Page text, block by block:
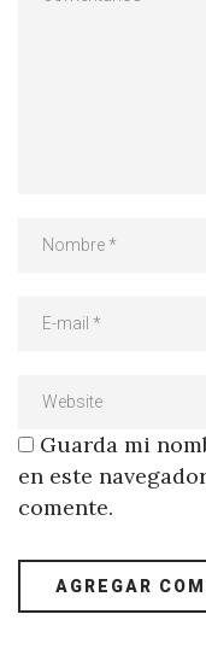
Guarda mi
en este
comente.